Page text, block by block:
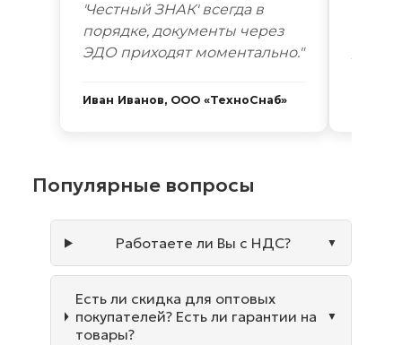
'Честный ЗНАК' всегда в
порядке, документы через
ЭДО приходят моментально."
Иван Иванов, ООО «ТехноСнаб»
Популярные вопросы
Работаете ли Вы с НДС?
Есть ли скидка для оптовых
покупателей? Есть ли гарантии на
товары?